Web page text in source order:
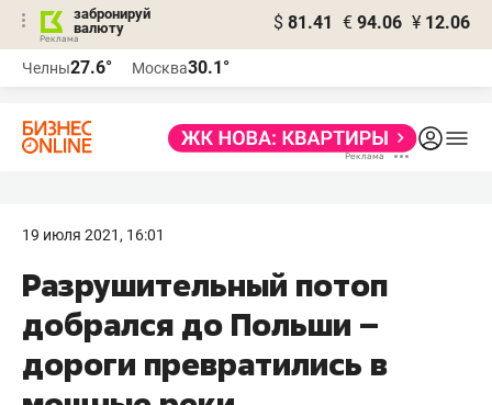
забронируй
валюту
$ 81.41 € 94.06 ¥ 12.06
Челны27.6° Москва30.1°
19 июля 2021, 16:01
Разрушительный потоп
добрался до Польши –
дороги превратились в